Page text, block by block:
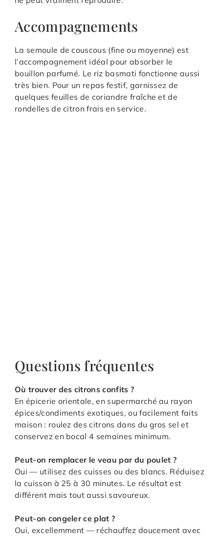
Accompagnements
La semoule de couscous (fine ou moyenne) est
l’accompagnement idéal pour absorber le
bouillon parfumé. Le riz basmati fonctionne aussi
très bien. Pour un repas festif, garnissez de
quelques feuilles de coriandre fraîche et de
rondelles de citron frais en service.
Questions fréquentes
Où trouver des citrons confits ?
En épicerie orientale, en supermarché au rayon
épices/condiments exotiques, ou facilement faits
maison : roulez des citrons dans du gros sel et
conservez en bocal 4 semaines minimum.
Peut-on remplacer le veau par du poulet ?
Oui — utilisez des cuisses ou des blancs. Réduisez
la cuisson à 25 à 30 minutes. Le résultat est
différent mais tout aussi savoureux.
Peut-on congeler ce plat ?
Oui, excellemment — réchauffez doucement avec